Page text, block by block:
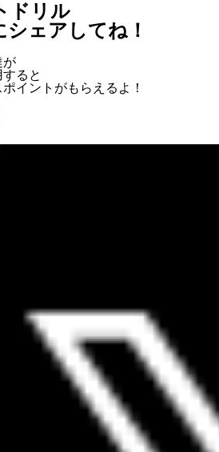
ドリル
ェアしてね！
が
ると
イント がもらえるよ！